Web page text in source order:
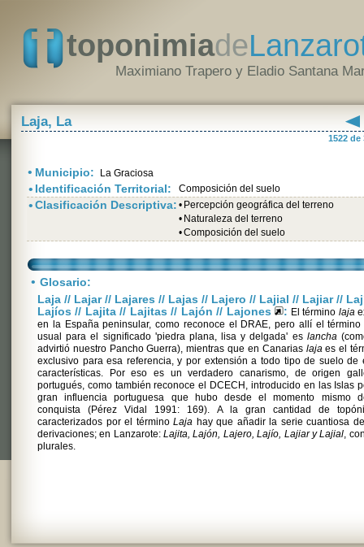
toponimiade
Maximiano Trapero y Eladio Santana
Laja, La
1522 de
• Municipio: La Graciosa
• Identificación Territorial: Composición del suelo
•Clasificación Descriptiva: • Percepción geográfica del terreno
• Naturaleza del terreno
•Composición del suelo
• Glosario:
Laja // Lajar // Lajares // Lajas // Lajero // Lajial // Lajiar //
Lajíos // Lajita // Lajitas // Lajón // Lajones
: El término laja
en la España peninsular, como reconoce el DRAE, pero allí el término
usual para el significado 'piedra plana, lisa y delgada' es lancha
advirtió nuestro Pancho Guerra), mientras que en Canarias lajaes el
exclusivo para esa referencia, y por extensión a todo tipo de suelo de
características. Por eso es un verdadero canarismo, de origen
portugués, como también reconoce el DCECH, introducido en las Islas
gran influencia portuguesa que hubo desde el momento mismo
conquista (Pérez Vidal 1991: 169). A la gran cantidad de
caracterizados por el término Laja hay que añadir la serie cuantiosa
derivaciones; en Lanzarote:Lajita, Lajón, Lajero, Lajío, Lajiar y Lajial,
plurales.